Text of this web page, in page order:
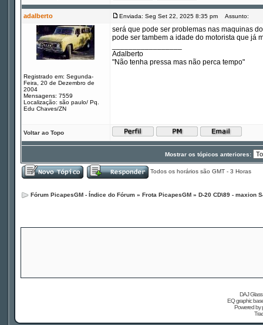
adalberto Enviada: Seg Set 22, 2025 8:35 pm Assunto:
Registrado em: Segunda-
Feira, 20 de Dezembro de
2004
Mensagens: 7559
Localização: são paulo/ Pq.
Edu Chaves/ZN
será que pode ser problemas nas maquinas
pode ser tambem a idade do motorista que já
Adalberto
"Não tenha pressa mas não perca tempo"
Voltar ao Topo
Mostrar os tópicos anteriores:
Todos os horários são GMT - 3 Horas
Fórum PicapesGM - Índice do Fórum » Frota PicapesGM » D-20 CD\89 - maxion
DAJ
EQ graphic
Powered by